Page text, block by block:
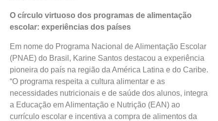
O círculo virtuoso dos programas de alimentação
escolar: experiências dos países
Em nome do Programa Nacional de Alimentação Escolar
(PNAE) do Brasil, Karine Santos destacou a experiência
pioneira do país na região da América Latina e do Caribe.
“O programa respeita a cultura alimentar e as
necessidades nutricionais e de saúde dos alunos, integra
a Educação em Alimentação e Nutrição (EAN) ao
currículo escolar e incentiva a compra de alimentos da